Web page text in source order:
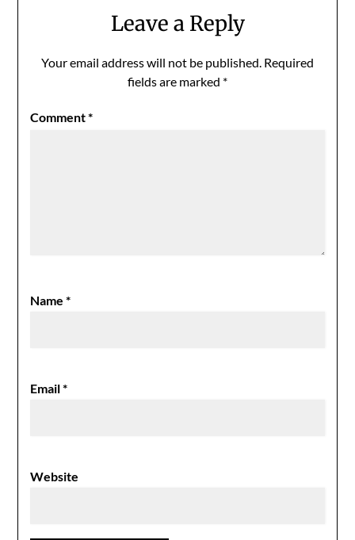
Leave a Reply
Your email address will not be published. Required
fields are marked *
Comment*
Name*
Email*
Website